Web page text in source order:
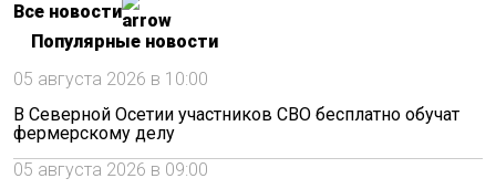
Все новости
Популярные новости
05 августа 2026 в 10:00
В Северной Осетии участников СВО бесплатно обучат
фермерскому делу
05 августа 2026 в 09:00